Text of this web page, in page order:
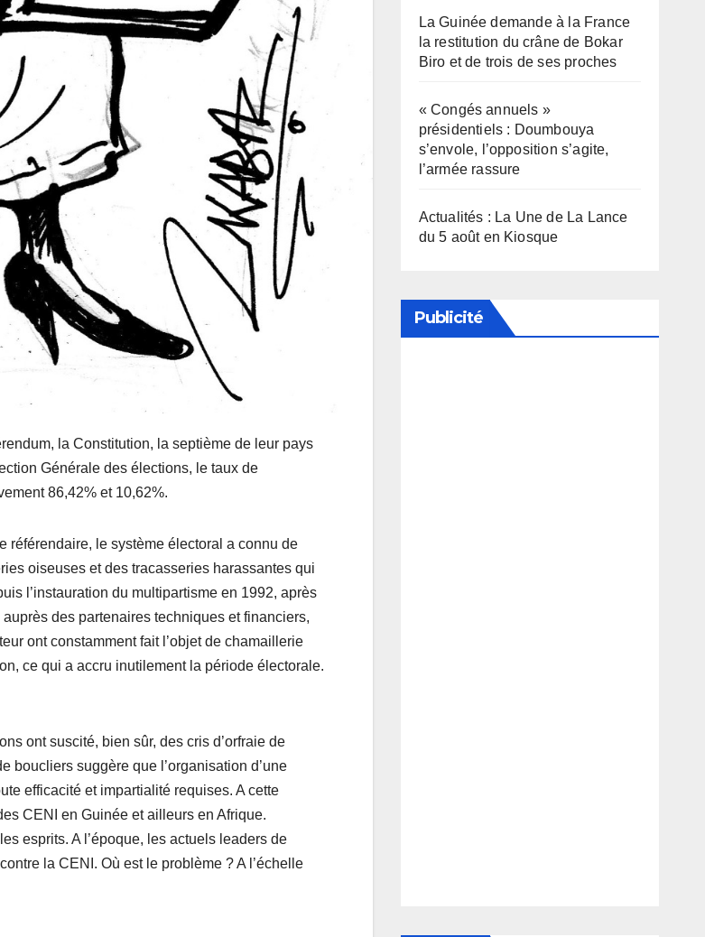
la Constitution, la septième de leur pays
Générale des élections, le taux de
86,42% et 10,62%.
référendaire, le système électoral a connu de
oiseuses et des tracasseries harassantes qui
l’instauration du multipartisme en 1992, après
des partenaires techniques et financiers,
ont constamment fait l’objet de chamaillerie
ce qui a accru inutilement la période électorale.
ont suscité, bien sûr, des cris d’orfraie de
boucliers suggère que l’organisation d’une
efficacité et impartialité requises. A cette
CENI en Guinée et ailleurs en Afrique.
esprits. A l’époque, les actuels leaders de
la CENI. Où est le problème ? A l’échelle
La Guinée demande à la France
la restitution du crâne de Bokar
Biro et de trois de ses proches
« Congés annuels »
présidentiels : Doumbouya
s’envole, l’opposition s’agite,
l’armée rassure
Actualités : La Une de La Lance
du 5 août en Kiosque
Publicité